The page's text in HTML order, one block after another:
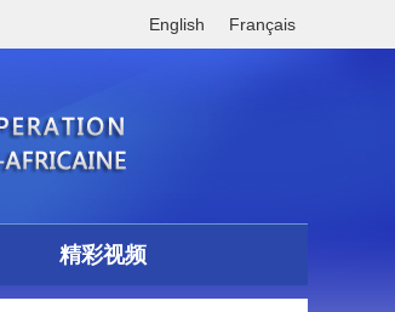
English Français
精彩视频